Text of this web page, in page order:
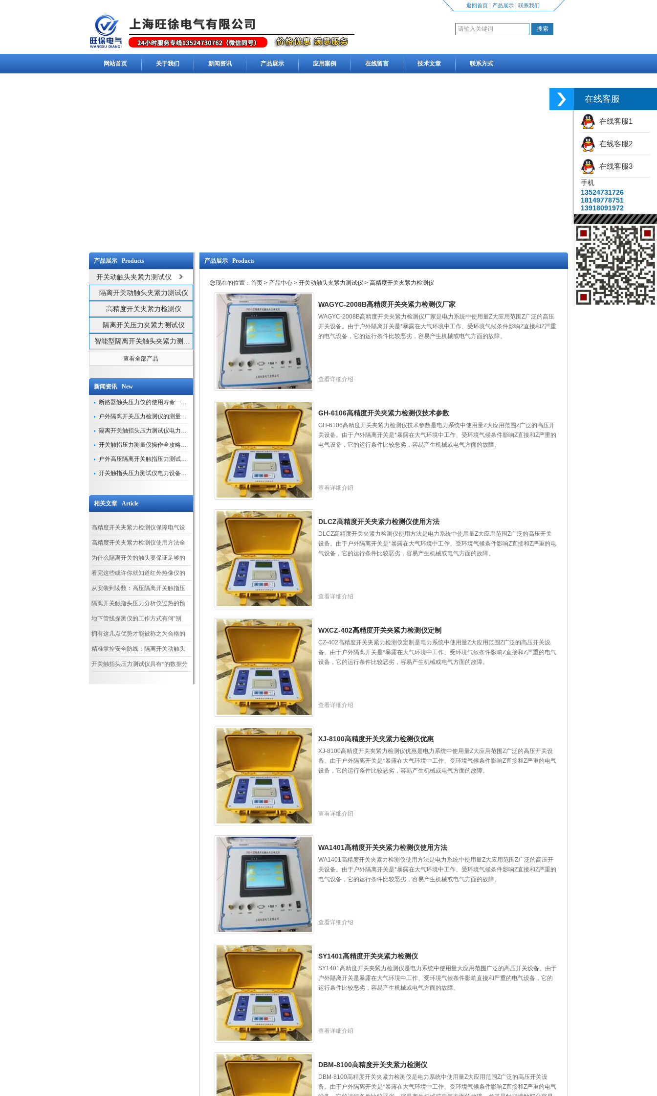
返回首页| 产品展示| 联系我们
网站首页 关于我们 新闻资讯 产品展示 应用案例 在线留言 技术文章 联系方式
产品展示 Products
开关动触头夹紧力测试仪
隔离开关动触头夹紧力测试仪
高精度开关夹紧力检测仪
隔离开关压力夹紧力测试仪
查看全部产品
新闻资讯 New
断路器触头压力仪的使用寿命一般是多久？
户外隔离开关压力检测仪的测量数据如何与GIS系统对接实现智能化运维？
隔离开关触指头压力测试仪电力系统安全运行的“定海神针”
开关触指压力测量仪操作全攻略：从准备到精准测量的实战指南
户外高压隔离开关触指压力测试仪的作用与价值
开关触指头压力测试仪电力设备安全的“隐形守护者”
相关文章 Article
高精度开关夹紧力检测仪保障电气设
备安全运行的关键仪器
高精度开关夹紧力检测仪使用方法全
解析
为什么隔离开关的触头要保证足够的
接触压力
看完这些或许你就知道红外热像仪的
运行原理了
从安装到读数：高压隔离开关触指压
力测量仪操作全解析
隔离开关触指头压力分析仪过热的预
防措施
地下管线探测仪的工作方式有何“别
样”？
拥有这几点优势才能被称之为合格的
直埋电缆故障测试仪
精准掌控安全防线：隔离开关动触头
夹紧力测试仪操作指南
开关触指头压力测试仪具有*的数据分
产品展示 Products
您现在的位置： 首页 > 产品中心 > 开关动触头夹紧力测试仪 > 高精度开关夹紧力检测仪
WAGYC-2008B高精度开关夹紧力检测仪厂家
WAGYC-2008B高精度开关夹紧力检测仪厂家是电力系统中使用量Z大应用范围Z广泛的高压
开关设备。由于户外隔离开关是*暴露在大气环境中工作、受环境气候条件影响Z直接和Z严重
的电气设备，它的运行条件比较恶劣，容易产生机械或电气方面的故障。
查看详细介绍
GH-6106高精度开关夹紧力检测仪技术参数
GH-6106高精度开关夹紧力检测仪技术参数是电力系统中使用量Z大应用范围Z广泛的高压开
关设备。由于户外隔离开关是*暴露在大气环境中工作、受环境气候条件影响Z直接和Z严重的
电气设备，它的运行条件比较恶劣，容易产生机械或电气方面的故障。
查看详细介绍
DLCZ高精度开关夹紧力检测仪使用方法
DLCZ高精度开关夹紧力检测仪使用方法是电力系统中使用量Z大应用范围Z广泛的高压开关
设备。由于户外隔离开关是*暴露在大气环境中工作、受环境气候条件影响Z直接和Z严重的电
气设备，它的运行条件比较恶劣，容易产生机械或电气方面的故障。
查看详细介绍
WXCZ-402高精度开关夹紧力检测仪定制
CZ-402高精度开关夹紧力检测仪定制是电力系统中使用量Z大应用范围Z广泛的高压开关设
备。由于户外隔离开关是*暴露在大气环境中工作、受环境气候条件影响Z直接和Z严重的电气
设备，它的运行条件比较恶劣，容易产生机械或电气方面的故障。
查看详细介绍
XJ-8100高精度开关夹紧力检测仪优惠
XJ-8100高精度开关夹紧力检测仪优惠是电力系统中使用量Z大应用范围Z广泛的高压开关设
备。由于户外隔离开关是*暴露在大气环境中工作、受环境气候条件影响Z直接和Z严重的电气
设备，它的运行条件比较恶劣，容易产生机械或电气方面的故障。
查看详细介绍
WA1401高精度开关夹紧力检测仪使用方法
WA1401高精度开关夹紧力检测仪使用方法是电力系统中使用量Z大应用范围Z广泛的高压开
关设备。由于户外隔离开关是*暴露在大气环境中工作、受环境气候条件影响Z直接和Z严重的
电气设备，它的运行条件比较恶劣，容易产生机械或电气方面的故障。
查看详细介绍
SY1401高精度开关夹紧力检测仪
SY1401高精度开关夹紧力检测仪是电力系统中使用量大应用范围广泛的高压开关设备。由于
户外隔离开关是暴露在大气环境中工作、受环境气候条件影响直接和严重的电气设备，它的
运行条件比较恶劣，容易产生机械或电气方面的故障。
查看详细介绍
DBM-8100高精度开关夹紧力检测仪
DBM-8100高精度开关夹紧力检测仪是电力系统中使用量Z大应用范围Z广泛的高压开关设
备。由于户外隔离开关是*暴露在大气环境中工作、受环境气候条件影响Z直接和Z严重的电气
在线客服
在线客服1
在线客服2
在线客服3
手机
13524731726
18149778751
13918091972